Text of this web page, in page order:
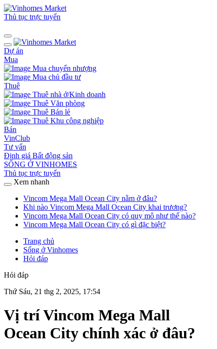
Thủ tục trực tuyến
Dự án
Mua
Mua chuyển nhượng
Mua chủ đầu tư
Thuê
Thuê nhà ở/Kinh doanh
Thuê Văn phòng
Thuê Bán lẻ
Thuê Khu công nghiệp
Bán
VinClub
Tư vấn
Định giá Bất động sản
SỐNG Ở VINHOMES
Thủ tục trực tuyến
Xem nhanh
Vincom Mega Mall Ocean City nằm ở đâu?
Khi nào Vincom Mega Mall Ocean City khai trương?
Vincom Mega Mall Ocean City có quy mô như thế nào?
Vincom Mega Mall Ocean City có gì đặc biệt?
Trang chủ
Sống ở Vinhomes
Hỏi đáp
Hỏi đáp
Thứ Sáu, 21 thg 2, 2025, 17:54
Vị trí Vincom Mega Mall
Ocean City chính xác ở đâu?